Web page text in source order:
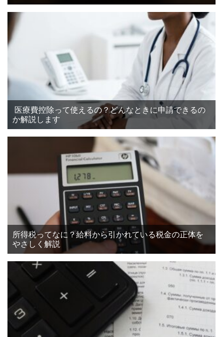
医療費控除って使えるの？どんなときに申請できるの
か解説します
所得税ってなに？給料から引かれている税金の正体を
やさしく解説